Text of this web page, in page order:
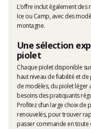
L’offre inclut également
Ice ou Camp, avec des
montagne.
Une sélection
piolet
Chaque piolet disponible
haut niveau de fiabilité et
de modèles, du piolet léger
besoins des pratiquants
Profitez d’un large choix
renouvelés, pour trouver
passer commande en toute